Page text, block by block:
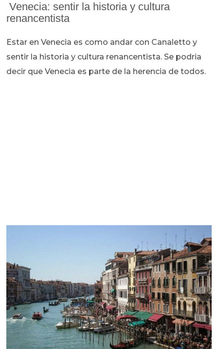
Venecia: sentir la historia y cultura
renancentista
Estar en Venecia es como andar con Canaletto y
sentir la historia y cultura renancentista. Se podria
decir que Venecia es parte de la herencia de todos.